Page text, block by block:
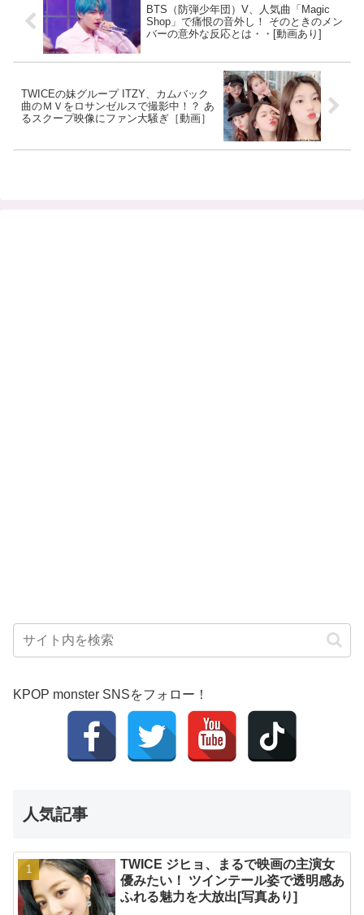
BTS（防弾少年団）V、人気曲「Magic
Shop」で痛恨の音外し！ そのときのメン
バーの意外な反応とは・・[動画あり]
TWICEの妹グループ ITZY、カムバック
曲のＭＶをロサンゼルスで撮影中！？ あ
るスクープ映像にファン大騒ぎ［動画］
KPOP monster SNSをフォロー！
人気記事
TWICE ジヒョ、まるで映画の主演女
優みたい！ ツインテール姿で透明感あ
ふれる魅力を大放出[写真あり]